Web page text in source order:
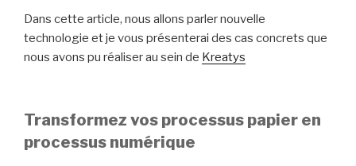
Dans cette article, nous allons parler nouvelle
technologie et je vous présenterai des cas concrets que
nous avons pu réaliser au sein de Kreatys
Transformez vos processus papier en
processus numérique